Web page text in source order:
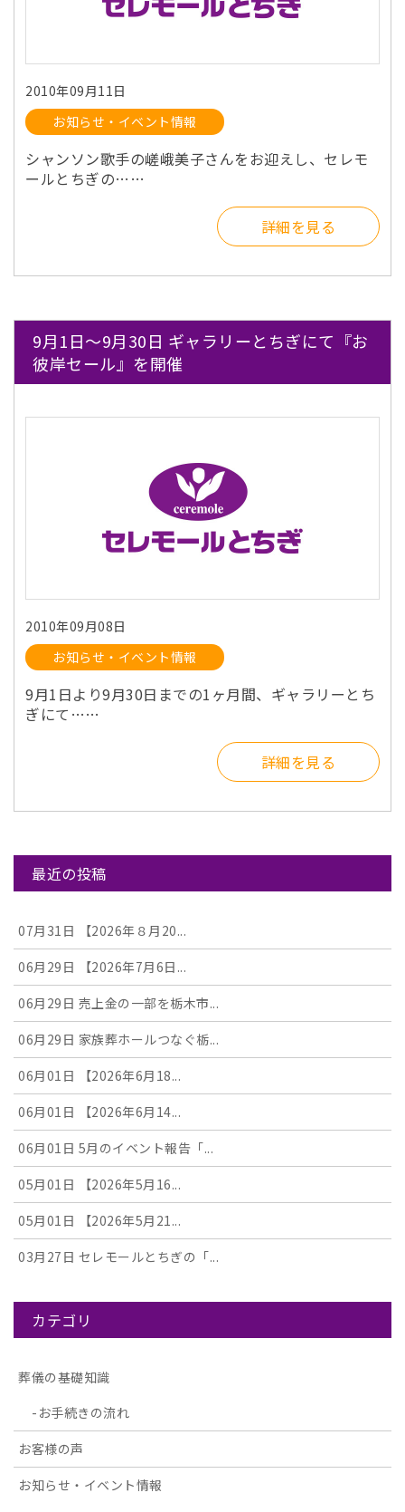
2010年09月11日
お知らせ・イベント情報
シャンソン歌手の嵯峨美子さんをお迎えし、セレモ
ールとちぎの……
詳細を見る
9月1日～9月30日 ギャラリーとちぎにて『お
彼岸セール』を開催
2010年09月08日
お知らせ・イベント情報
9月1日より9月30日までの1ヶ月間、ギャラリーとち
ぎにて……
詳細を見る
最近の投稿
07月31日 【2026年８月20...
06月29日 【2026年7月6日...
06月29日 売上金の一部を栃木市...
06月29日 家族葬ホールつなぐ栃...
06月01日 【2026年6月18...
06月01日 【2026年6月14...
06月01日 5月のイベント報告「...
05月01日 【2026年5月16...
05月01日 【2026年5月21...
03月27日 セレモールとちぎの「...
カテゴリ
葬儀の基礎知識
お手続きの流れ
お客様の声
お知らせ・イベント情報